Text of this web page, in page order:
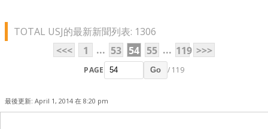
TOTAL USJ的最新新聞列表: 1306
<<<
1 ... 53 54 55 ... 119 >>>
PAGE Go / 119
最後更新: April 1, 2014 在 8:20 pm